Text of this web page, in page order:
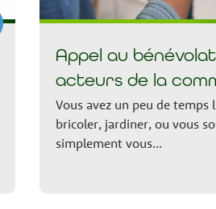
Appel au
acteurs de la
Vous avez un peu de temps
bricoler, jardiner, ou vous
simplement vous...